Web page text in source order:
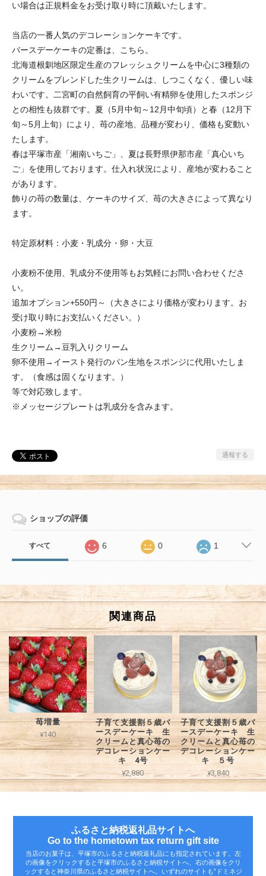
い場合は正規料金をお受け取り時に頂戴いたします。
当店の一番人気のデコレーションケーキです。
バースデーケーキの定番は、こちら。
北海道根釧地区限定生産のフレッシュクリームを中心に3種類の
クリームをブレンドした生クリームは、しつこくなく、優しい味
わいです。二宮町の自然飼育の平飼い有精卵を使用したスポンジ
との相性も抜群です。夏（5月中旬～12月中旬頃）と春（12月下
旬～5月上旬）により、苺の産地、品種が変わり、価格も変動い
たします。
春は平塚市産「湘南いちご」、夏は長野県伊那市産「真心いち
ご」を使用しております。仕入れ状況により、産地が変わること
があります。
飾りの苺の数量は、ケーキのサイズ、苺の大きさによって異なり
ます。
特定原材料：小麦・乳成分・卵・大豆
小麦粉不使用、乳成分不使用等もお気軽にお問い合わせくださ
い。
追加オプション+550円～（大きさにより価格が変わります。お
受け取り時にお支払いください。）
小麦粉→米粉
生クリーム→豆乳入りクリーム
卵不使用→イースト発行のパン生地をスポンジに代用いたしま
す。（食感は固くなります。）
等で対応致します。
※メッセージプレートは乳成分を含みます。
通報する
ショップの評価
すべて 6 0 1
関連商品
苺増量
¥140
子育て支援割５歳バ
ースデーケーキ 生
クリームと真心苺の
デコレーションケー
キ 4号
¥2,880
子育て支援割５歳バ
ースデーケーキ 生
クリームと真心苺の
デコレーションケー
キ ５号
¥3,840
ふるさと納税返礼品サイトへ
Go to the hometown tax return gift site
当店のお菓子は、平塚市のふるさと納税返礼品にも指定されています。左
の画像をクリックすると平塚市のふるさと納税サイトへ、右の画像をクリ
ックすると神奈川県のふるさと納税サイトへ。いずれのサイトも‟ドミネジ